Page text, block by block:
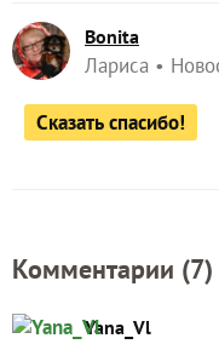
Комментарии (
Yana_Vl